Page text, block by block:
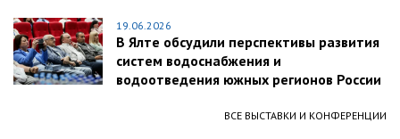
19.06.2026
В Ялте обсудили перспективы развития
систем водоснабжения и
водоотведения южных регионов России
ВСЕ ВЫСТАВКИ И КОНФЕРЕНЦИИ